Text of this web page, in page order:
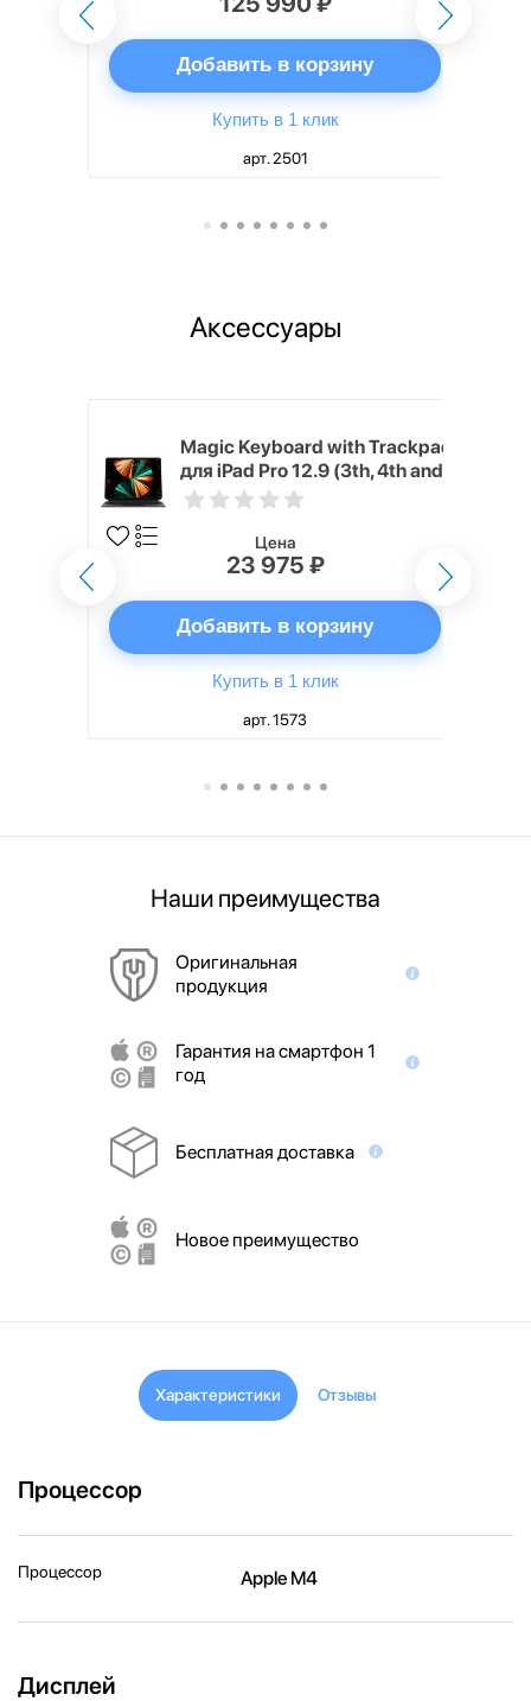
Добавить в корзину
Купить в 1 клик
арт. 2501
Аксессуары
Magic Keyboard with Trackpad
для iPad Pro 12.9 (3th, 4th and
5th generation) русская,
Цена
23 975 ₽
Добавить в корзину
Купить в 1 клик
арт. 1573
Наши преимущества
Оригинальная
продукция
Гарантия на смартфон 1
год
Бесплатная доставка
Новое преимущество
Характеристики Отзывы
Процессор
Процессор Apple M4
Дисплей